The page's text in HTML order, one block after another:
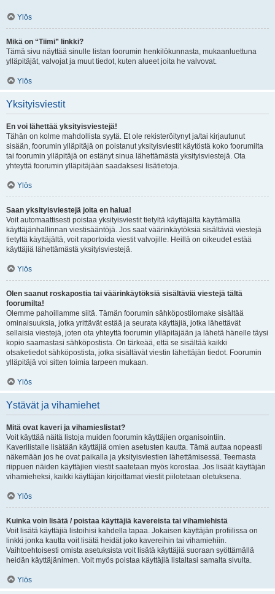
Ylös
Mikä on “Tiimi” linkki?
Tämä sivu näyttää sinulle listan foorumin henkilökunnasta, mukaanluettuna
ylläpitäjät, valvojat ja muut tiedot, kuten alueet joita he valvovat.
Ylös
Yksityisviestit
En voi lähettää yksityisviestejä!
Tähän on kolme mahdollista syytä. Et ole rekisteröitynyt ja/tai kirjautunut
sisään, foorumin ylläpitäjä on poistanut yksityisviestit käytöstä koko foorumilta
tai foorumin ylläpitäjä on estänyt sinua lähettämästä yksityisviestejä. Ota
yhteyttä foorumin ylläpitäjään saadaksesi lisätietoja.
Ylös
Saan yksityisviestejä joita en halua!
Voit automaattisesti poistaa yksityisviestit tietyltä käyttäjältä käyttämällä
käyttäjänhallinnan viestisääntöjä. Jos saat väärinkäytöksiä sisältäviä viestejä
tietyltä käyttäjältä, voit raportoida viestit valvojille. Heillä on oikeudet estää
käyttäjiä lähettämästä yksityisviestejä.
Ylös
Olen saanut roskapostia tai väärinkäytöksiä sisältäviä viestejä tältä
foorumilta!
Olemme pahoillamme siitä. Tämän foorumin sähköpostilomake sisältää
ominaisuuksia, jotka yrittävät estää ja seurata käyttäjiä, jotka lähettävät
sellaisia viestejä, joten ota yhteyttä foorumin ylläpitäjään ja lähetä hänelle täysi
kopio saamastasi sähköpostista. On tärkeää, että se sisältää kaikki
otsaketiedot sähköpostista, jotka sisältävät viestin lähettäjän tiedot. Foorumin
ylläpitäjä voi sitten toimia tarpeen mukaan.
Ylös
Ystävät ja vihamiehet
Mitä ovat kaveri ja vihamieslistat?
Voit käyttää näitä listoja muiden foorumin käyttäjien organisointiin.
Kaverilistalle lisätään käyttäjiä omien asetusten kautta. Tämä auttaa nopeasti
näkemään jos he ovat paikalla ja yksityisviestien lähettämisessä. Teemasta
riippuen näiden käyttäjien viestit saatetaan myös korostaa. Jos lisäät käyttäjän
vihamieheksi, kaikki käyttäjän kirjoittamat viestit piilotetaan oletuksena.
Ylös
Kuinka voin lisätä / poistaa käyttäjiä kavereista tai vihamiehistä
Voit lisätä käyttäjiä listoihisi kahdella tapaa. Jokaisen käyttäjän profiilissa on
linkki jonka kautta voit lisätä heidät joko kavereihin tai vihamiehiin.
Vaihtoehtoisesti omista asetuksista voit lisätä käyttäjiä suoraan syöttämällä
heidän käyttäjänimen. Voit myös poistaa käyttäjiä listaltasi samalta sivulta.
Ylös